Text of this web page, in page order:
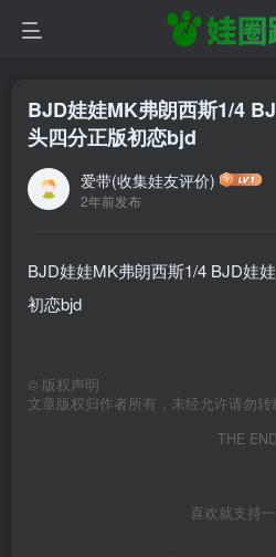
BJD娃娃MK弗朗西斯1/4
头四分正版初恋bjd
爱带(收集娃友评价)
2年前发布
BJD娃娃MK弗朗西斯1/4 BJD娃
初恋bjd
© 版权声明
文章版权归作者所有，未经允许请勿转
THE END
喜欢就支持